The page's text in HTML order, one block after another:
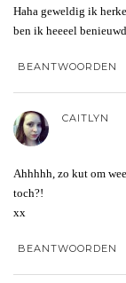
Haha geweldig ik
ben ik heeeel
BEANTWOORDEN
CAITLYN
Ahhhhh, zo kut om
toch?!
xx
BEANTWOORDEN